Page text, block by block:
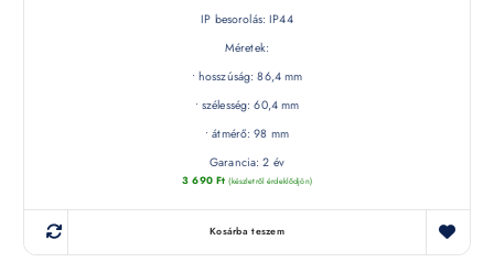
IP besorolás: IP44
Méretek:
• hosszúság: 86,4 mm
• szélesség: 60,4 mm
• átmérő: 98 mm
Garancia: 2 év
3 690 Ft (készletről érdeklődjön)
Kosárba teszem